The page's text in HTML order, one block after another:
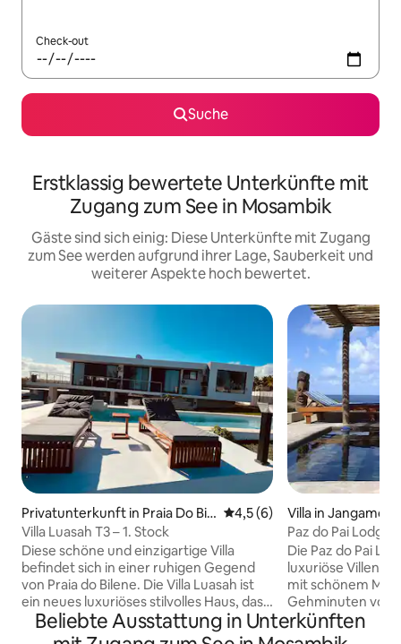
Check-out
Suche
Erstklassig bewertete Unterkünfte mit
Zugang zum See in Mosambik
Gäste sind sich einig: Diese Unterkünfte mit Zugang
zum See werden aufgrund ihrer Lage, Sauberkeit und
weiterer Aspekte hoch bewertet.
Privatunterkunft in Praia Do Bil
ene
Durchschnittliche
4,5 (6)
Villa Luasah T3 – 1. Stock
Diese schöne und einzigartige Villa
befindet sich in einer ruhigen Gegend
von Praia do Bilene. Die Villa Luasah ist
ein neues luxuriöses stilvolles Haus, das
mit einer modernen Architektur und
einem herrlichen malerischen Blick auf
Villa in Jangamo
Paz do Pai Lodge
Die Paz do Pai
luxuriöse Villen
mit schönem
Gehminuten
Privatsphäre ist
unserer
Beliebte Ausstattung in Unterkünften